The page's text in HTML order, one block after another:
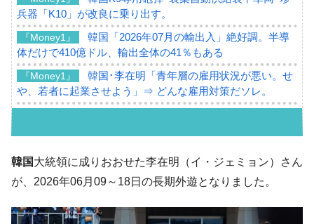
兵器「K10」が改良に乗り出す。
『Money1』
韓国「2026年07月の輸出入」絶好調。半導
体だけで410億ドル、輸出全体の41％もある
『Money1』
韓国･李在明「青年層の雇用状況が悪い。せ
や、若者に起業させよう」⇒ どんな雇用対策だソレ。
『Money1』
ーにウソのデータを入力したのは明白だ」
言。
韓国大統領に成りおおせた李在明（イ・ジェミョン）さん
が、2026年06月09～18日の長期外遊となりました。